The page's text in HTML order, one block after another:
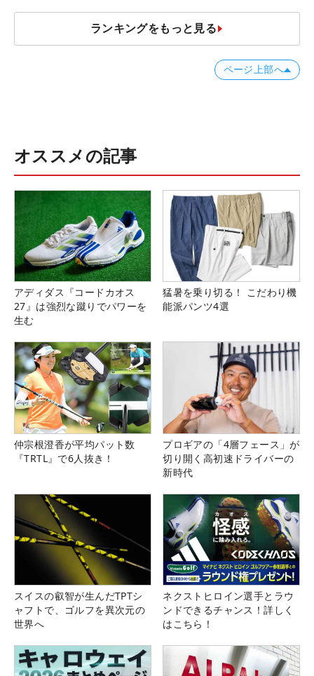
ランキングをもっと見る
ページ上部へ
オススメの記事
アディダス『コードカオス
27』は強烈な蹴りでパワーを
生む
猛暑を乗り切る！ こだわり機
能派パンツ4選
仲宗根澄香が平均パット数
『TRTL』で6人抜き！
プロギアの「4層フェース」が
切り開く高初速ドライバーの
新時代
スイスの叡智が生んだTPTシ
ャフトで、ゴルフを異次元の
世界へ
ネクストヒロイン選手とラウ
ンドできるチャンス！詳しく
はこちら！